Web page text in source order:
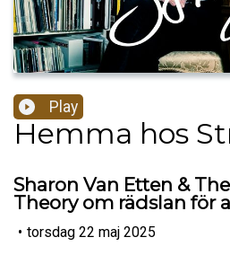
Play
Hemma hos
Sharon Van Etten &
Theory om rädslan för
• torsdag 22 maj 2025